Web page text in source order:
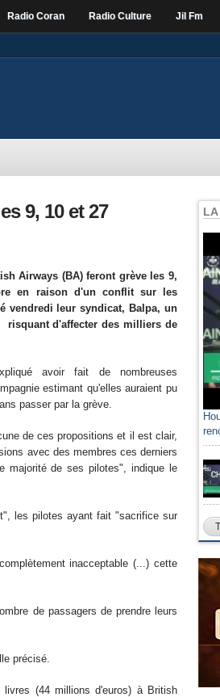
Radio Coran Radio Culture Jil Fm
9, 10 et 27
Airways (BA) feront grève les 9,
en raison d'un conflit sur les
vendredi leur syndicat, Balpa, un
risquant d'affecter des milliers de
avoir fait de nombreuses
estimant qu'elles auraient pu
passer par la grève.
de ces propositions et il est clair,
avec des membres ces derniers
majorité de ses pilotes", indique le
les pilotes ayant fait "sacrifice sur
inacceptable (...) cette
de passagers de prendre leurs
précisé.
(44 millions d'euros) à British
LA